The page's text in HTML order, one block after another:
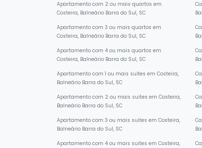
Apartamento com 2 ou mais quartos em
Costeira, Balneário Barra do Sul, SC
Apartamento com 3 ou mais quartos em
Costeira, Balneário Barra do Sul, SC
Apartamento com 4 ou mais quartos em
Costeira, Balneário Barra do Sul, SC
Apartamento com 1 ou mais suites em Costeira,
Balneário Barra do Sul, SC
Apartamento com 2 ou mais suites em Costeira,
Balneário Barra do Sul, SC
Apartamento com 3 ou mais suites em Costeira,
Balneário Barra do Sul, SC
Apartamento com 4 ou mais suites em Costeira,